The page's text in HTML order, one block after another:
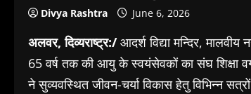
Divya Rashtra June 6, 2026
अलवर, दिव्यराष्ट्र:/आदर्श विद्या मन्दिर,
65 वर्ष तक की आयु के स्वयंसेवकों का संघ शिक्षा
ने सुव्यवस्थित जीवन-चर्या विकास हेतु विभिन्न